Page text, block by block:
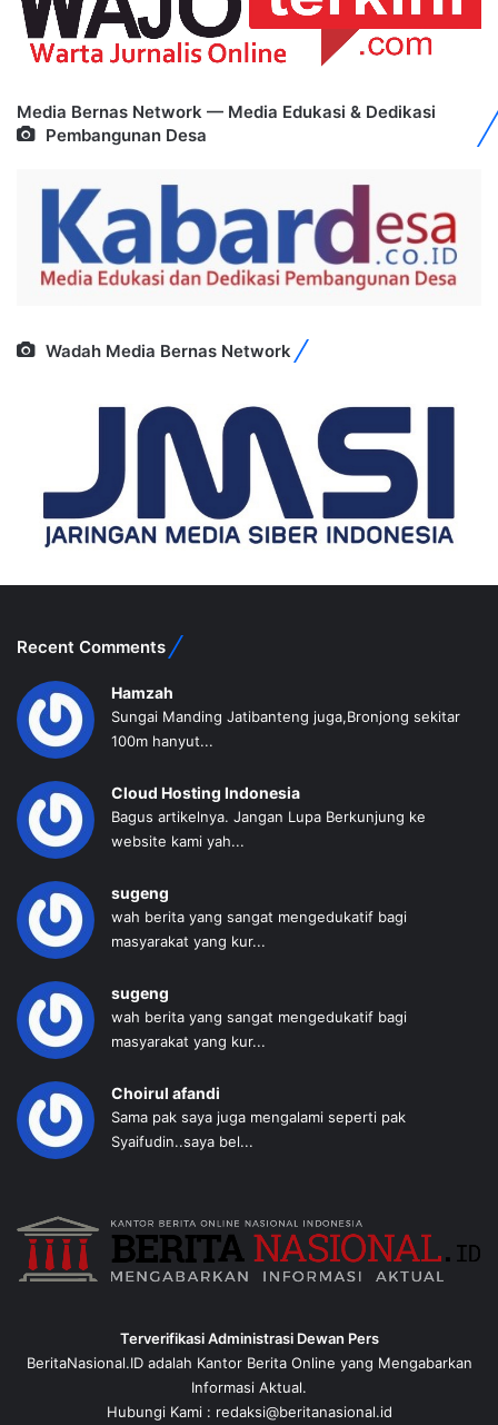
Media Bernas Network — Media Edukasi & Dedikasi
Pembangunan Desa
Wadah Media Bernas Network
Recent Comments
Hamzah
Sungai Manding Jatibanteng juga,Bronjong sekitar
100m hanyut...
Cloud Hosting Indonesia
Bagus artikelnya. Jangan Lupa Berkunjung ke
website kami yah...
sugeng
wah berita yang sangat mengedukatif bagi
masyarakat yang kur...
sugeng
wah berita yang sangat mengedukatif bagi
masyarakat yang kur...
Choirul afandi
Sama pak saya juga mengalami seperti pak
Syaifudin..saya bel...
Terverifikasi Administrasi Dewan Pers
BeritaNasional.ID adalah Kantor Berita Online yang Mengabarkan
Informasi Aktual.
Hubungi Kami : redaksi@beritanasional.id